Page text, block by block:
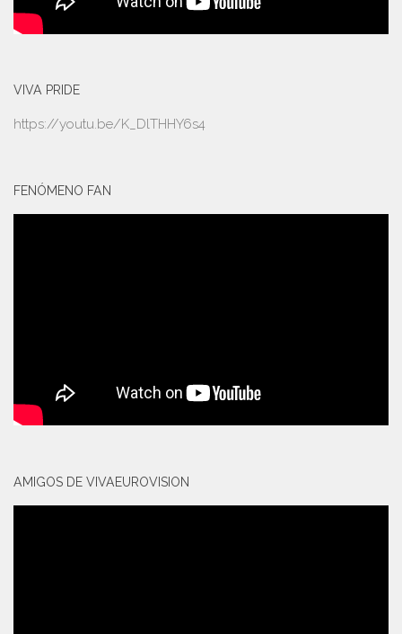
VIVA PRIDE
https://youtu.be/K_DlTHHY6s4
FENÓMENO FAN
AMIGOS DE VIVAEUROVISION